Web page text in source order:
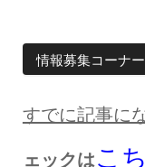
情報募集コーナー
すでに記事に
ェックはこ